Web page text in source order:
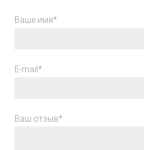
Ваше имя*
E-mail*
Ваш отзыв*